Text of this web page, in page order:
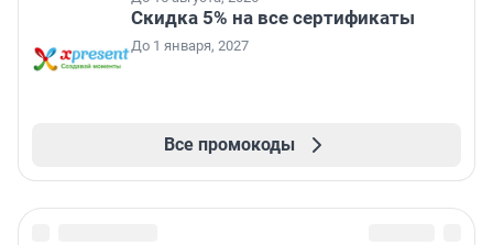
Скидка 5% на все сертификаты
До 1 января, 2027
Все промокоды